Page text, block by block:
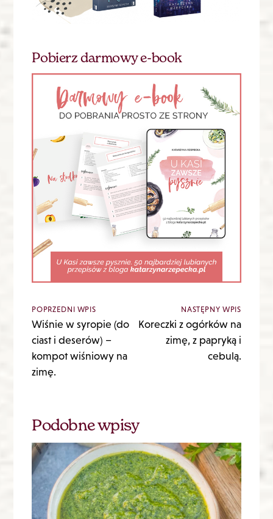
Pobierz darmowy e-book
POPRZEDNI WPIS
Wiśnie w syropie (do
ciast i deserów) –
kompot wiśniowy na
zimę.
NASTĘPNY WPIS
Koreczki z ogórków na
zimę, z papryką i
cebulą.
Podobne wpisy